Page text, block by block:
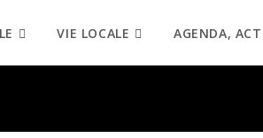
VIE LOCALE AGENDA,